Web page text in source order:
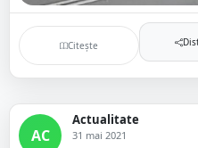
Citește
AC
Actualitate
31 mai 2021